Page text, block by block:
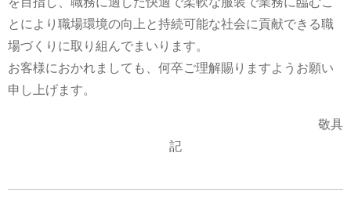
とにより職場環境の向上と持続可能な社会に貢献できる職
場づくりに取り組んでまいります。
お客様におかれましても、何卒ご理解賜りますようお願い
申し上げます。
敬具
記